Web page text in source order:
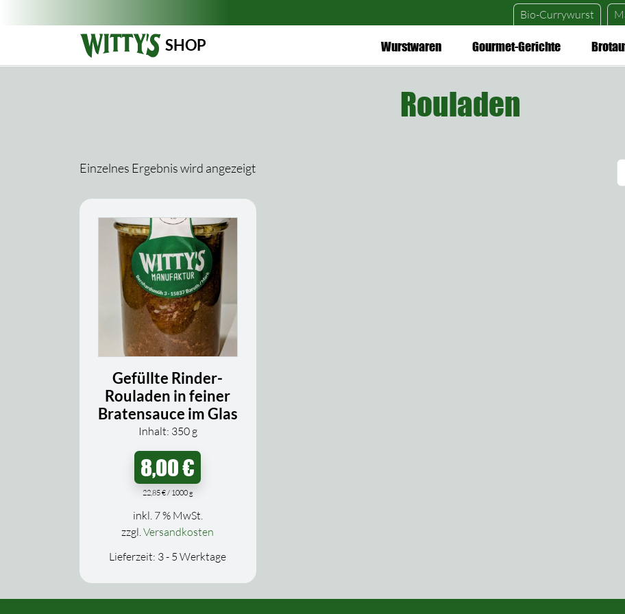
Bio-Currywurst
SHOP Wurstwaren Gourmet-Gerichte
Rouladen
Einzelnes Ergebnis wird angezeigt
Gefüllte Rinder-
Rouladen in feiner
Bratensauce im Glas
Inhalt: 350 g
8,00€
22,85€/ 1000g
inkl. 7 % MwSt.
zzgl. Versandkosten
Lieferzeit: 3 - 5 Werktage